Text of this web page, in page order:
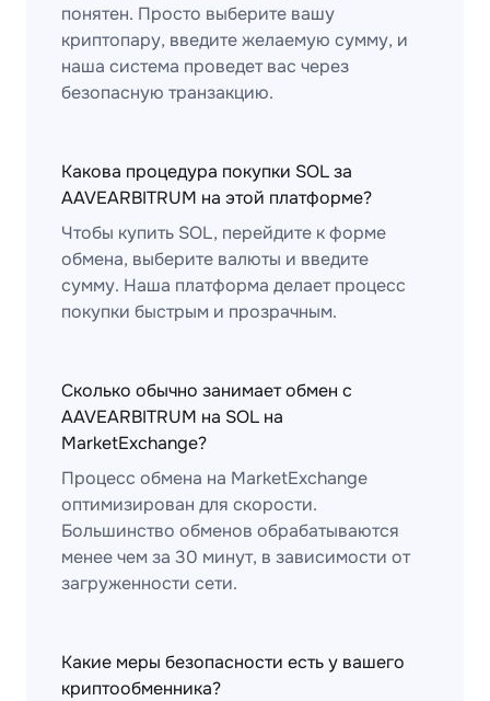
понятен. Просто выберите вашу
криптопару, введите желаемую сумму, и
наша система проведет вас через
безопасную транзакцию.
Какова процедура покупки SOL за
AAVEARBITRUM на этой платформе?
Чтобы купить SOL, перейдите к форме
обмена, выберите валюты и введите
сумму. Наша платформа делает процесс
покупки быстрым и прозрачным.
Сколько обычно занимает обмен с
AAVEARBITRUM на SOL на
MarketExchange?
Процесс обмена на MarketExchange
оптимизирован для скорости.
Большинство обменов обрабатываются
менее чем за 30 минут, в зависимости от
загруженности сети.
Какие меры безопасности есть у вашего
криптообменника?